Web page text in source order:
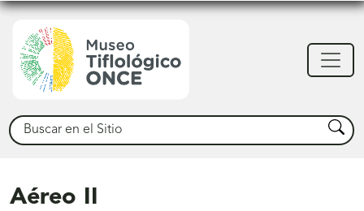
Buscar Buscar
Aéreo II